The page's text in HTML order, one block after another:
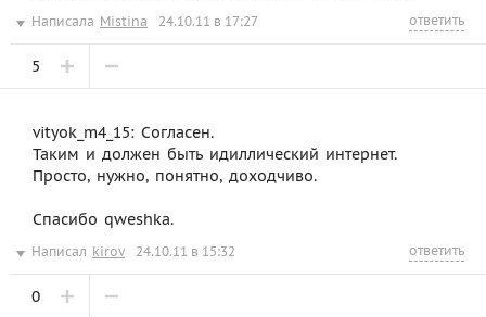
Написала Mistina 24.10.11 в 17:27 ответить
5
vityok_m4_15: Согласен.
Таким и должен быть идиллический интернет.
Просто, нужно, понятно, доходчиво.
Спасибо qweshka.
Написал kirov 24.10.11 в 15:32 ответить
0